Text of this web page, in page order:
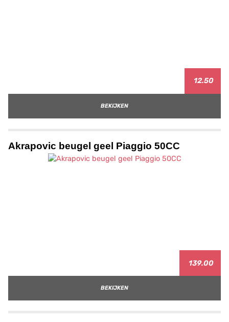
12.50
BEKIJKEN
Akrapovic beugel geel Piaggio 50CC
139.00
BEKIJKEN